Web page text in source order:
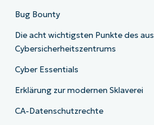
Bug Bounty
Die acht wichtigsten Punkte des
Cybersicherheitszentrums
Cyber Essentials
Erklärung zur modernen Sklaverei
CA-Datenschutzrechte